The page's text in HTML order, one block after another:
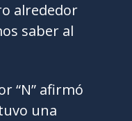
alrededor
saber al
“N” afirmó
una